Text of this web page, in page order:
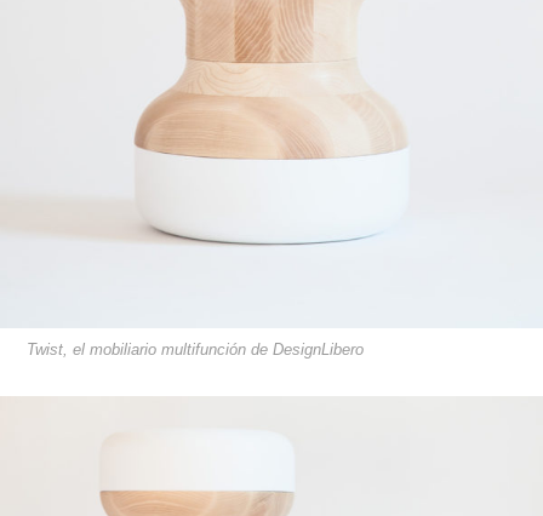
Twist, el mobiliario multifunción de DesignLibero